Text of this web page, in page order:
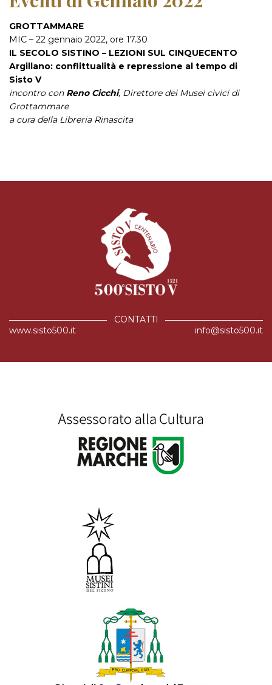
GROTTAMMARE
MIC – 22 gennaio 2022, ore 17.30
IL SECOLO SISTINO – LEZIONI SUL CINQUECENTO
Argillano: conflittualità e repressione al tempo di
Sisto V
incontro con Reno Cicchi, Direttore dei Musei civici di
Grottammare
a cura della Libreria Rinascita
CONTATTI
www.sisto500.it
info@sisto500.it